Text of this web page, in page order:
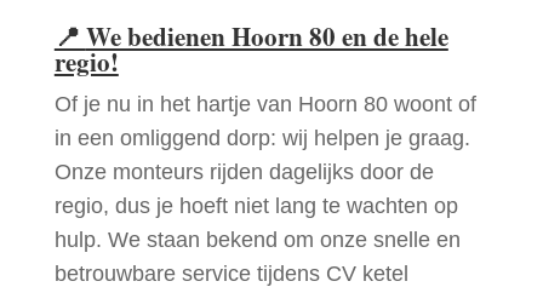
📍 We bedienen Hoorn 80 en de hele
regio!
Of je nu in het hartje van Hoorn 80 woont of
in een omliggend dorp: wij helpen je graag.
Onze monteurs rijden dagelijks door de
regio, dus je hoeft niet lang te wachten op
hulp. We staan bekend om onze snelle en
betrouwbare service tijdens CV ketel